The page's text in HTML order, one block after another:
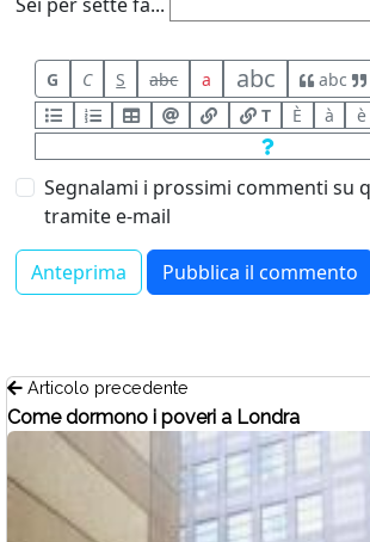
G C S abc a abc
abc
T
È à è
Segnalami i prossimi commenti su
tramite e-mail
Articolo precedente
Come dormono i poveri a Londra